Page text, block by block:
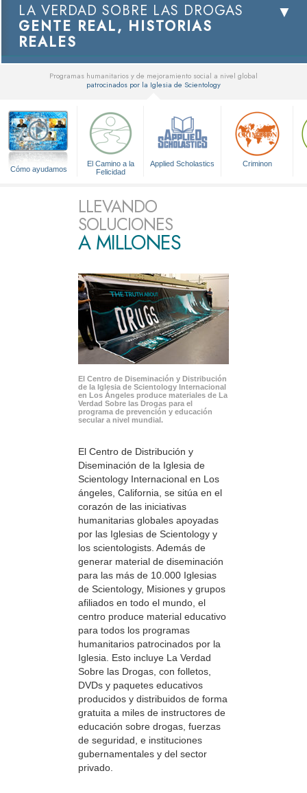
LA VERDAD SOBRE LAS DROGAS
GENTE REAL, HISTORIAS
REALES
Programas humanitarios y de mejoramiento social a nivel global
patrocinados por la Iglesia de Scientology
Cómo ayudamos
El Camino a la
Felicidad
Applied Scholastics Criminon
LLEVANDO
SOLUCIONES
A MILLONES
El Centro de Diseminación y Distribución
de la Iglesia de Scientology Internacional
en Los Ángeles produce materiales de La
Verdad Sobre las Drogas para el
programa de prevención y educación
secular a nivel mundial.
El Centro de Distribución y
Diseminación de la Iglesia de
Scientology Internacional en Los
ángeles, California, se sitúa en el
corazón de las iniciativas
humanitarias globales apoyadas
por las Iglesias de Scientology y
los scientologists. Además de
generar material de diseminación
para las más de 10.000 Iglesias
de Scientology, Misiones y grupos
afiliados en todo el mundo, el
centro produce material educativo
para todos los programas
humanitarios patrocinados por la
Iglesia. Esto incluye La Verdad
Sobre las Drogas, con folletos,
DVDs y paquetes educativos
producidos y distribuidos de forma
gratuita a miles de instructores de
educación sobre drogas, fuerzas
de seguridad, e instituciones
gubernamentales y del sector
privado.